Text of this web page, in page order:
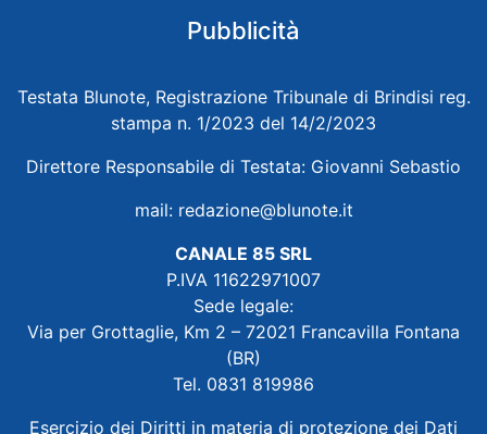
Pubblicità
Testata Blunote, Registrazione Tribunale di Brindisi reg.
stampa n. 1/2023 del 14/2/2023
Direttore Responsabile di Testata: Giovanni Sebastio
mail: redazione@blunote.it
CANALE 85 SRL
P.IVA 11622971007
Sede legale:
Via per Grottaglie, Km 2 – 72021 Francavilla Fontana
(BR)
Tel. 0831 819986
Esercizio dei Diritti in materia di protezione dei Dati